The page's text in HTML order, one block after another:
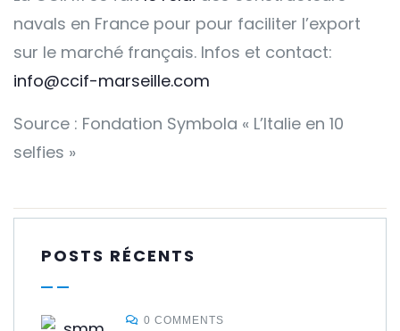
navals en France pour pour faciliter l’export
sur le marché français. Infos et contact:
info@ccif-marseille.com
Source : Fondation Symbola « L’Italie en 10
selfies »
POSTS RÉCENTS
0 COMMENTS